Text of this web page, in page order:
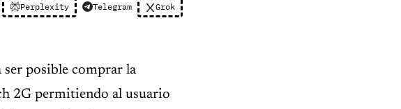
Perplexity Telegram Grok
posible comprar la
2G permitiendo al usuario